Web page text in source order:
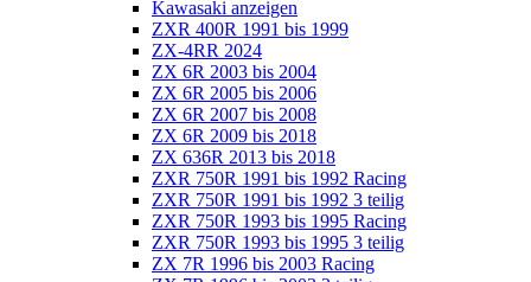
Kawasaki anzeigen
ZXR 400R 1991 bis 1999
ZX-4RR 2024
ZX 6R 2003 bis 2004
ZX 6R 2005 bis 2006
ZX 6R 2007 bis 2008
ZX 6R 2009 bis 2018
ZX 636R 2013 bis 2018
ZXR 750R 1991 bis 1992 Racing
ZXR 750R 1991 bis 1992 3 teilig
ZXR 750R 1993 bis 1995 Racing
ZXR 750R 1993 bis 1995 3 teilig
ZX 7R 1996 bis 2003 Racing